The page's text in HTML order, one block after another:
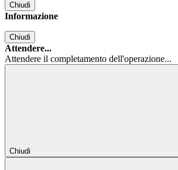
Chiudi
Informazione
Chiudi
Attendere...
Attendere il completamento dell'operazione...
Chiudi